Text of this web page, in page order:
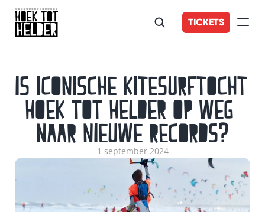
Is iconische kitesurftocht
Hoek tot Helder op weg
naar nieuwe records?
1 september 2024
TICKETS